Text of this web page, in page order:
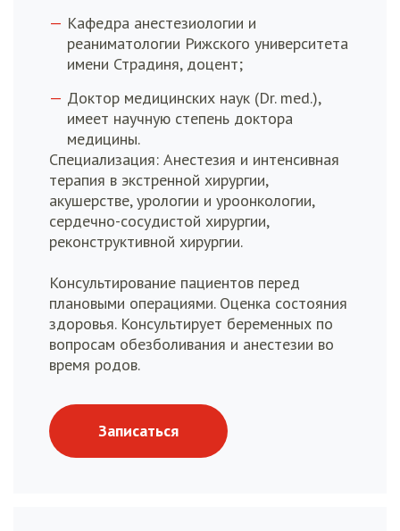
Кафедра анестезиологии и
реаниматологии Рижского университета
имени Страдиня, доцент;
Доктор медицинских наук (Dr. med.),
имеет научную степень доктора
медицины.
Специализация: Анестезия и интенсивная
терапия в экстренной хирургии,
акушерстве, урологии и уроонкологии,
сердечно-сосудистой хирургии,
реконструктивной хирургии.
Консультирование пациентов перед
плановыми операциями. Оценка состояния
здоровья. Консультирует беременных по
вопросам обезболивания и анестезии во
время родов.
Записаться